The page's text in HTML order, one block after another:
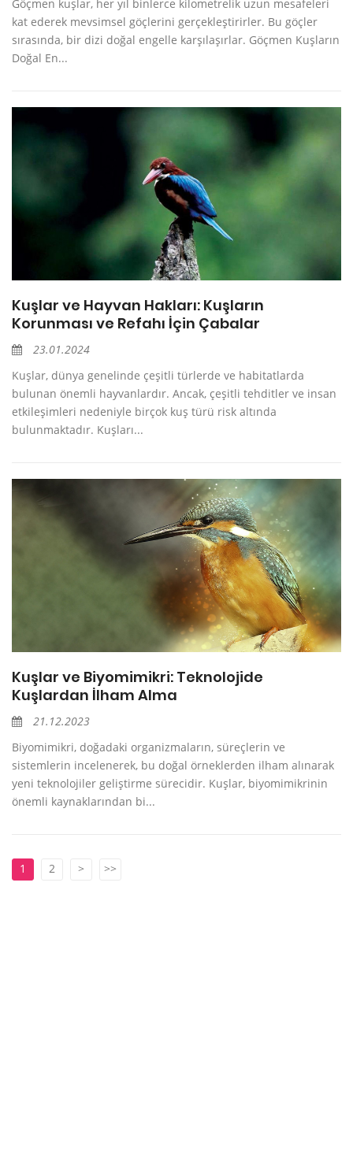
Göçmen kuşlar, her yıl binlerce kilometrelik uzun mesafeleri
kat ederek mevsimsel göçlerini gerçekleştirirler. Bu göçler
sırasında, bir dizi doğal engelle karşılaşırlar. Göçmen Kuşların
Doğal En...
Kuşlar ve Hayvan Hakları: Kuşların
Korunması ve Refahı İçin Çabalar
23.01.2024
Kuşlar, dünya genelinde çeşitli türlerde ve habitatlarda
bulunan önemli hayvanlardır. Ancak, çeşitli tehditler ve insan
etkileşimleri nedeniyle birçok kuş türü risk altında
bulunmaktadır. Kuşları...
Kuşlar ve Biyomimikri: Teknolojide
Kuşlardan İlham Alma
21.12.2023
Biyomimikri, doğadaki organizmaların, süreçlerin ve
sistemlerin incelenerek, bu doğal örneklerden ilham alınarak
yeni teknolojiler geliştirme sürecidir. Kuşlar, biyomimikrinin
önemli kaynaklarından bi...
1 2 > >>